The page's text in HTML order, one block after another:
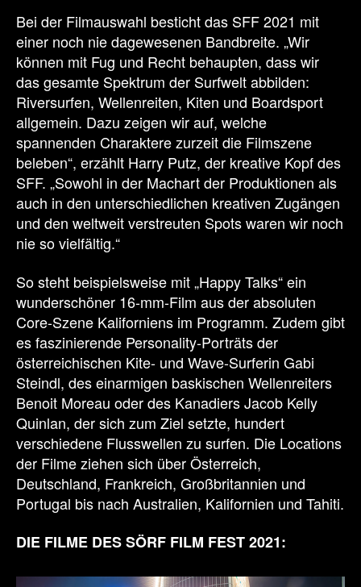
Bei der Filmauswahl besticht das SFF 2021 mit
einer noch nie dagewesenen Bandbreite. „Wir
können mit Fug und Recht behaupten, dass wir
das gesamte Spektrum der Surfwelt abbilden:
Riversurfen, Wellenreiten, Kiten und Boardsport
allgemein. Dazu zeigen wir auf, welche
spannenden Charaktere zurzeit die Filmszene
beleben“, erzählt Harry Putz, der kreative Kopf des
SFF. „Sowohl in der Machart der Produktionen als
auch in den unterschiedlichen kreativen Zugängen
und den weltweit verstreuten Spots waren wir noch
nie so vielfältig.“
So steht beispielsweise mit „Happy Talks“ ein
wunderschöner 16-mm-Film aus der absoluten
Core-Szene Kaliforniens im Programm. Zudem gibt
es faszinierende Personality-Porträts der
österreichischen Kite- und Wave-Surferin Gabi
Steindl, des einarmigen baskischen Wellenreiters
Benoit Moreau oder des Kanadiers Jacob Kelly
Quinlan, der sich zum Ziel setzte, hundert
verschiedene Flusswellen zu surfen. Die Locations
der Filme ziehen sich über Österreich,
Deutschland, Frankreich, Großbritannien und
Portugal bis nach Australien, Kalifornien und Tahiti.
DIE FILME DES SÖRF FILM FEST 2021: